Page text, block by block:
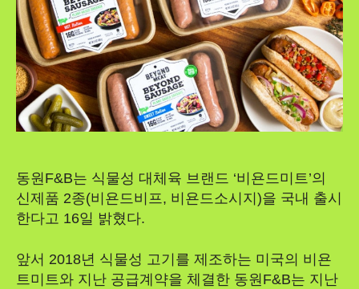
동원F&B는 식물성 대체육 브랜드 ‘비욘드미트’의
신제품 2종(비욘드비프, 비욘드소시지)을 국내 출시
한다고 16일 밝혔다.
앞서 2018년 식물성 고기를 제조하는 미국의 비욘
트미트와 지난 공급계약을 체결한 동원F&B는 지난